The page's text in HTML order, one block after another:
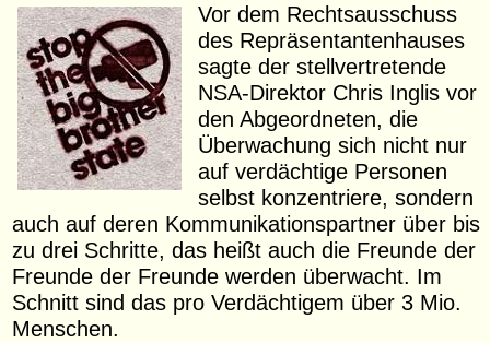
Vor dem Rechtsausschuss
des Repräsentantenhauses
sagte der stellvertretende
NSA-Direktor Chris Inglis vor
den Abgeordneten, die
Überwachung sich nicht nur
auf verdächtige Personen
selbst konzentriere, sondern
auch auf deren Kommunikationspartner über bis
zu drei Schritte, das heißt auch die Freunde der
Freunde der Freunde werden überwacht. Im
Schnitt sind das pro Verdächtigem über 3 Mio.
Menschen.